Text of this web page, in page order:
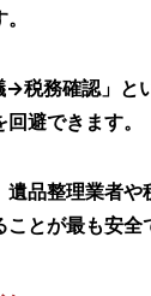
税務確認」と
避できます。
遺品整理業者や
とが最も安全